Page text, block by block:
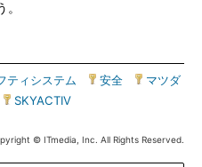
ティシステム 安全
マツダ
SKYACTIV
© ITmedia, Inc. All Rights Reserved.